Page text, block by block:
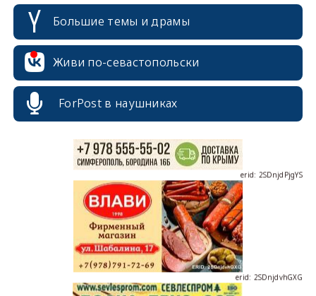
Большие темы и драмы
Живи по-севастопольски
ForPost в наушниках
erid: 2SDnjcrDNw6
erid: 2SDnjdPjgYS
erid: 2SDnjdvhGXG